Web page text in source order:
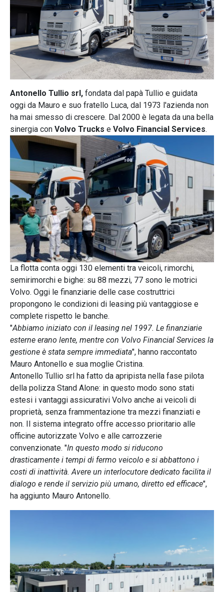
Antonello Tullio srl, fondata dal papà Tullio e guidata
oggi da Mauro e suo fratello Luca, dal 1973 l'azienda non
ha mai smesso di crescere. Dal 2000 è legata da una bella
sinergia con Volvo Trucks e Volvo Financial Services.
La flotta conta oggi 130 elementi tra veicoli, rimorchi,
semirimorchi e bighe: su 88 mezzi, 77 sono le motrici
Volvo. Oggi le finanziarie delle case costruttrici
propongono le condizioni di leasing più vantaggiose e
complete rispetto le banche.
"Abbiamo iniziato con il leasing nel 1997. Le finanziarie
esterne erano lente, mentre con Volvo Financial Services la
gestione è stata sempre immediata", hanno raccontato
Mauro Antonello e sua moglie Cristina.
Antonello Tullio srl ha fatto da apripista nella fase pilota
della polizza Stand Alone: in questo modo sono stati
estesi i vantaggi assicurativi Volvo anche ai veicoli di
proprietà, senza frammentazione tra mezzi finanziati e
non. Il sistema integrato offre accesso prioritario alle
officine autorizzate Volvo e alle carrozzerie
convenzionate. "In questo modo si riducono
drasticamente i tempi di fermo veicolo e si abbattono i
costi di inattività. Avere un interlocutore dedicato facilita il
dialogo e rende il servizio più umano, diretto ed efficace",
ha aggiunto Mauro Antonello.